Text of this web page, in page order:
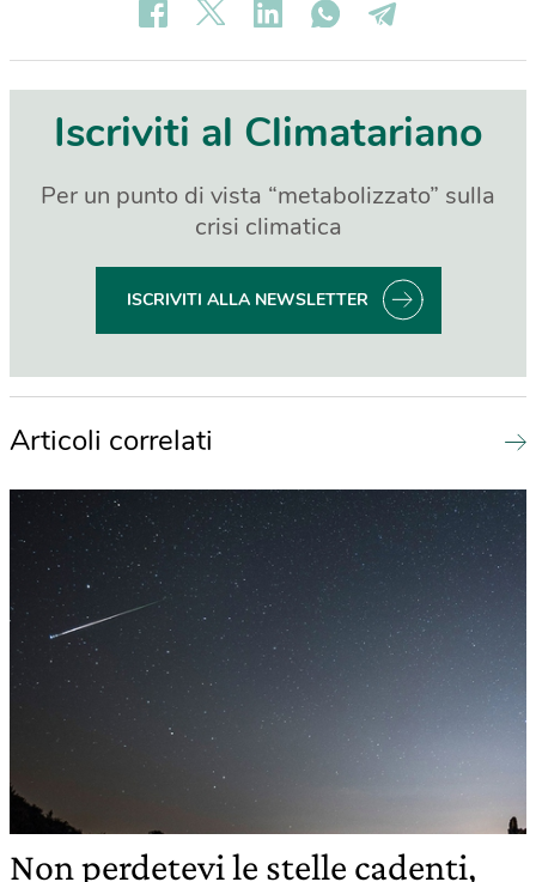
Iscriviti al Climatariano
Per un punto di vista “metabolizzato” sulla
crisi climatica
ISCRIVITI ALLA NEWSLETTER
Articoli correlati
Non perdetevi le stelle cadenti,